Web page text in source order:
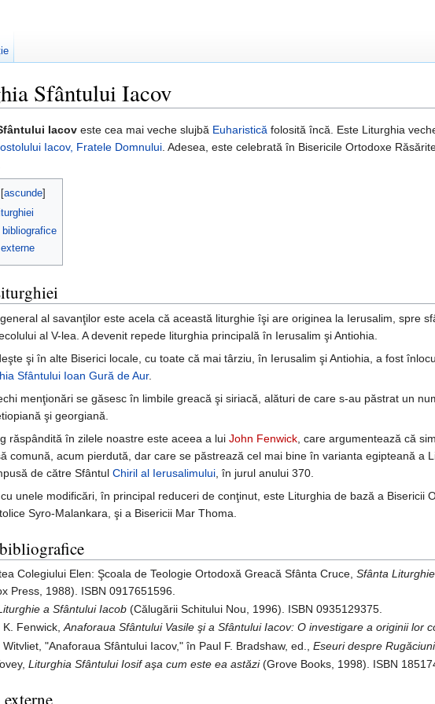
Sfântului Iacov
Iacov este cea mai veche slujbă Euharistică folosită încă. Este Liturghia
Iacov, Fratele Domnului. Adesea, este celebrată în Bisericile Ortodoxe
ascunde]
bibliografice
al savanţilor este acela că această liturghie îşi are originea la Ierusalim, spre
al V-lea. A devenit repede liturghia principală în Ierusalim şi Antiohia.
şi în alte Biserici locale, cu toate că mai târziu, în Ierusalim şi Antiohia, a fost
Sfântului Ioan Gură de Aur.
menţionări se găsesc în limbile greacă şi siriacă, alături de care s-au păstrat un
şi georgiană.
răspândită în zilele noastre este aceea a lui John Fenwick, care argumentează că
comună, acum pierdută, dar care se păstrează cel mai bine în varianta egipteană a
de către Sfântul Chiril al Ierusalimului, în jurul anului 370.
unele modificări, în principal reduceri de conţinut, este Liturghia de bază a Bisericii
Syro-Malankara, şi a Bisericii Mar Thoma.
Colegiului Elen: Şcoala de Teologie Ortodoxă Greacă Sfânta Cruce,Sfânta
Press, 1988). ISBN 0917651596.
a Sfântului Iacob (Călugării Schitului Nou, 1996). ISBN 0935129375.
K. Fenwick,Anaforaua Sfântului Vasile şi a Sfântului Iacov: O investigare a originii lor
Witvliet, "Anaforaua Sfântului Iacov," în Paul F. Bradshaw, ed.,Eseuri despre
Liturghia Sfântului Iosif aşa cum este ea astăzi(Grove Books, 1998). ISBN